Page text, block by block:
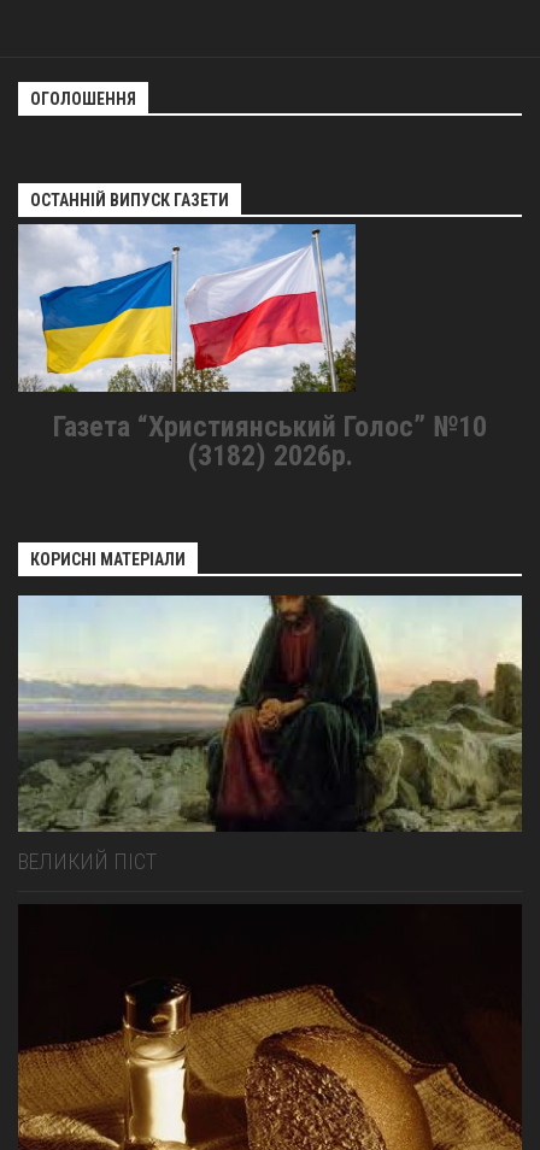
ОГОЛОШЕННЯ
ОСТАННІЙ ВИПУСК ГАЗЕТИ
Газета “Християнський Голос” №10
(3182) 2026р.
КОРИСНІ МАТЕРІАЛИ
ВЕЛИКИЙ ПІСТ